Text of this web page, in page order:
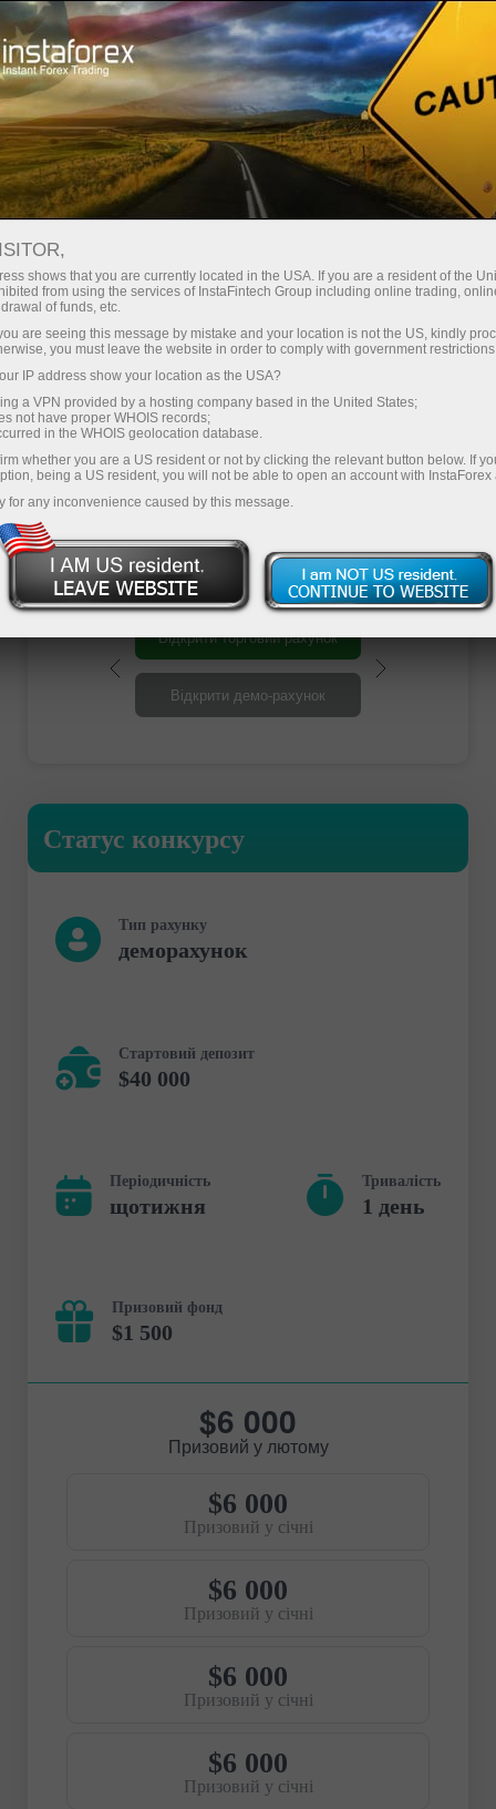
Промоакции Конкурсы Гонка FX-1
Гонка FX-1
Нижче наведено список учасників,
зареєстрованих на поточний етап конкурсу
«Гонка FX-1» від ІнстаФорекс. Ви можете
зареєструватися для участі у наступному
етапі конкурсу прямо зараз, натиснувши
кнопку «Реєстрація».
Участь
Відкрити торговий рахунок
Відкрити демо-рахунок
Статус конкурсу
Тип рахунку
деморахунок
Стартовий депозит
$40 000
Періодичність
щотижня
Тривалість
1 день
Призовий фонд
$1 500
$6 000
Призовий у лютому
Призовий у січні
$6 000
Призовий у січні
$6 000
Призовий у січні
$6 000
Призовий у січні
$6 000
shows that you are currently located in the USA. If you are a resident of the
from using the services of InstaFintech Group including online trading,
of funds, etc.
are seeing this message by mistake and your location is not the US, kindly
you must leave the website in order to comply with government
IP address show your location as the USA?
a VPN provided by a hosting company based in the United States;
not have proper WHOIS records;
in the WHOIS geolocation database.
whether you are a US resident or not by clicking the relevant button below. If
being a US resident, you will not be able to open an account with InstaForex
for any inconvenience caused by this message.